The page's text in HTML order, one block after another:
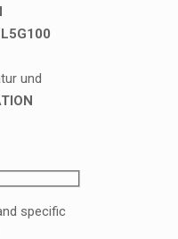
und
specific